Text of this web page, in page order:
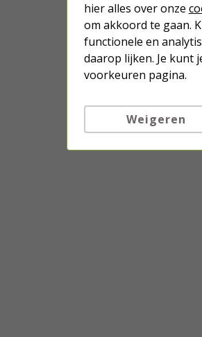
hier alles over onze
om akkoord te gaan.
functionele en
daarop lijken. Je kunt
voorkeuren pagina.
Weigeren